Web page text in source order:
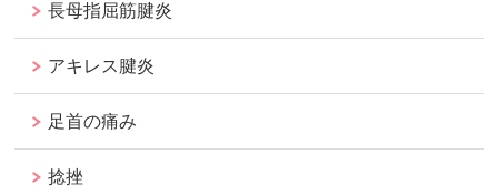
長母指屈筋腱炎
アキレス腱炎
足首の痛み
捻挫